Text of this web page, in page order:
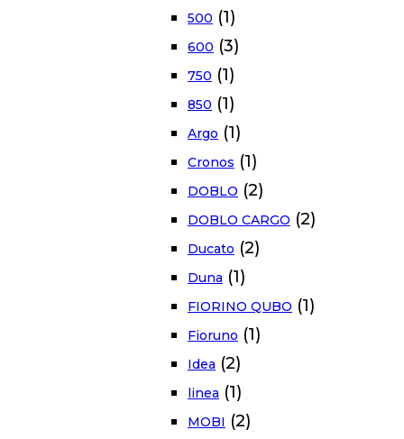
500 (1)
600 (3)
750 (1)
850 (1)
Argo (1)
Cronos (1)
DOBLO (2)
DOBLO CARGO (2)
Ducato (2)
Duna (1)
FIORINO QUBO (1)
Fioruno (1)
Idea (2)
linea (1)
MOBI (2)